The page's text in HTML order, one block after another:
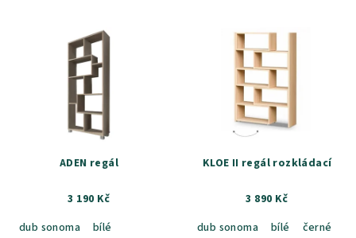
ADEN regál
3 190 Kč
dub sonoma
bílé
KLOE II regál rozkládací
3 890 Kč
dub sonoma
bílé
černé